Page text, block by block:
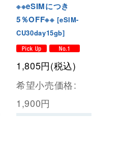
※※eSIMにつき
5％OFF※※ [eSIM-
CU30day15gb]
1,805円(税込)
希望小売価格:
1,900円